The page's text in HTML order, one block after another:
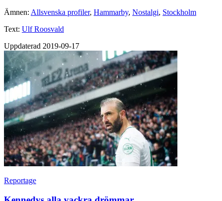
Ämnen: Allsvenska profiler, Hammarby, Nostalgi, Stockholm
Text: Ulf Roosvald
Uppdaterad 2019-09-17
Reportage